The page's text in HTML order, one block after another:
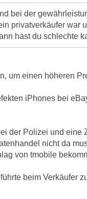
bei der
privatverkäufer
hast du schlechte
um einen höheren
iPhones bei
der Polizei und
nicht da
von tmobile
beim Verkäufer